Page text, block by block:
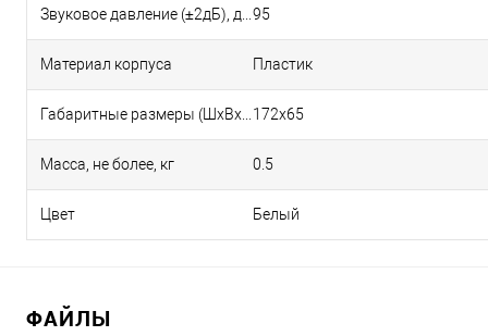
95
Материал корпуса Пластик
172х65
Масса, не более, кг 0.5
Цвет Белый
ФАЙЛЫ